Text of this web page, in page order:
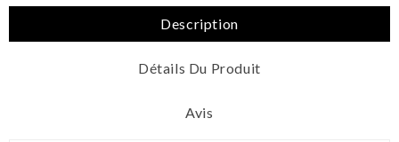
Description
Détails Du Produit
Avis